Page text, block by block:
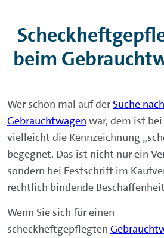
beim
Wer schon mal auf der Suche
Gebrauchtwagen war, dem ist
vielleicht die Kennzeichnung
begegnet. Das ist nicht nur ein
sondern bei Festschrift im
rechtlich bindende
Wenn Sie sich für einen
scheckheftgepflegten